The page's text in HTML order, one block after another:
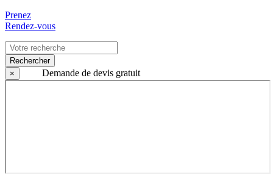
Prenez
Rendez-vous
Rechercher
×
Demande de devis gratuit